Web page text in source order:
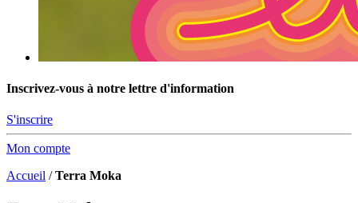
Inscrivez-vous à notre lettre d'information
S'inscrire
Mon compte
Accueil /Terra Moka